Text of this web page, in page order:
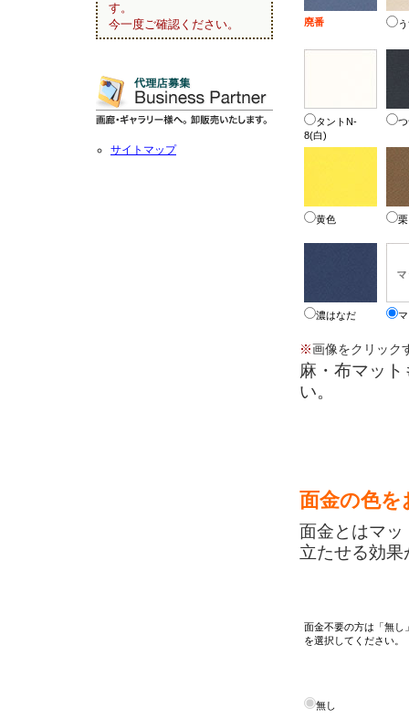
廃番
タントN-
8(白)
黄色 栗
濃はなだ
※画像をクリック
麻・布マッ
い。
面金の色を
面金とはマ
立たせる効
面金不要の方は「無し
を選択してください。
無し
す。
今一度ご確認ください。
サイトマップ